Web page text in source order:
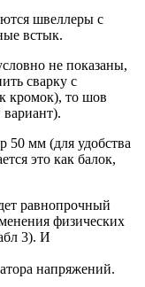
швеллеры с
встык.
не показаны,
сварку с
кромок), то шов
50 мм (для удобства
это как балок,
равнопрочный
физических
3). И
напряжений.